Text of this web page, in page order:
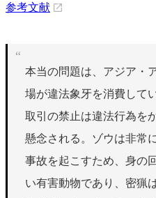
参考文献
本当の問題は、アジア・
場が違法象牙を消費して
取引の禁止は違法行為を
懸念される。ゾウは非常
事故を起こすため、身の
い有害動物であり、密猟